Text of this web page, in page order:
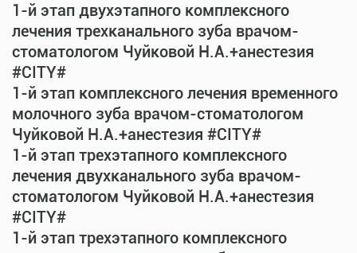
1-й этап двухэтапного комплексного
лечения трехканального зуба врачом-
стоматологом Чуйковой Н.А.+анестезия
#CITY#
1-й этап комплексного лечения временного
молочного зуба врачом-стоматологом
Чуйковой Н.А.+анестезия #CITY#
1-й этап трехэтапного комплексного
лечения двухканального зуба врачом-
стоматологом Чуйковой Н.А.+анестезия
#CITY#
1-й этап трехэтапного комплексного